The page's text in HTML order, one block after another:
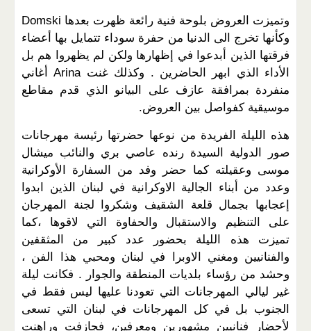
وتميزت العروض بلوحة فنية رائعة ظهرت بعدها Domski
وكأنها تخرج الى الدنيا من حفرة سوداء تتمايل بها أعضاء
فرقتها الذين أبدعوا في إظهارها ولكن لم يظهروا هم بل
الأداء الذي ابهر الحاضرين . وكذلك غنت Arina أغاني
منفردة بمرافقة عازف على البيانو الذي قدم مقاطع
موسيقية كفواصل بين العروض.
هذه الليلة الفريدة من نوعها حضرتها رئيسة مهرجانات
صور الدولية السيدة رنده عاصي بري والنائب ميشال
موسى وعقيلته كما حضر وفد من السفارة الأوكرانية
وعدد من أبناء الجالية الاوكرانية في لبنان الذين ابدوا
إعجابها بجمال قلعة الشقيف وشكروا لجنة المهرجان
على التنظيم والاستقبال والحفاوة التي لاقوها ،كما
تميزت هذه الليلة بحضور عدد كبير من المثقفين
والفنانيين ومغني الاوبرا في لبنان ومحبي هذا الفن ،
وحشد من رؤساء بلديات المنطقة والجوار . فكانت ليلة
غير ليالي المهرجانات التي تعودنا عليها ليس فقط في
الجنوب بل في كل المهرجانات في لبنان التي تسعى
لأحضار فنانيين مشهورين ومعرفين، فجازفت وراهنت